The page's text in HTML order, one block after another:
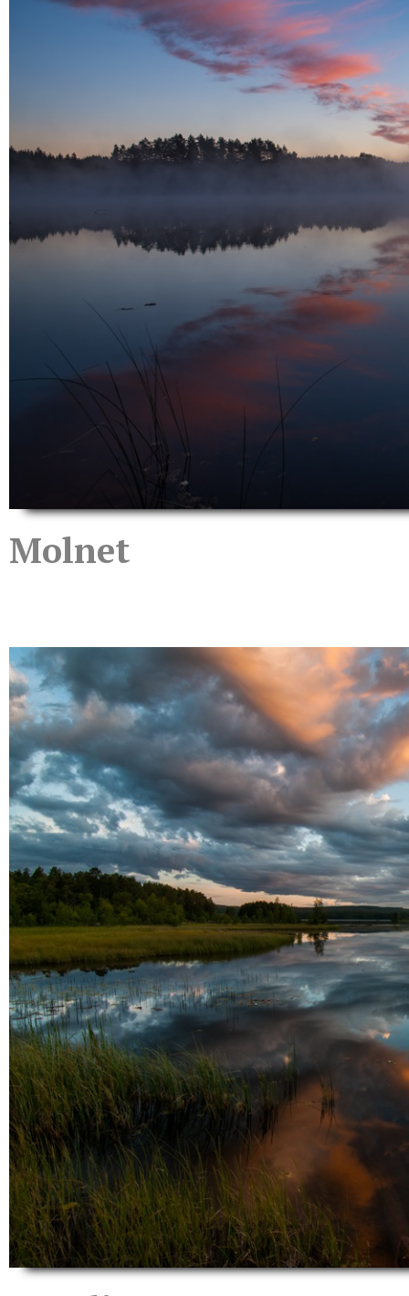
Molnet